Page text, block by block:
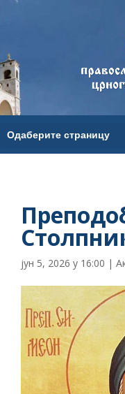
јун 5, 2026 у 16:00 |